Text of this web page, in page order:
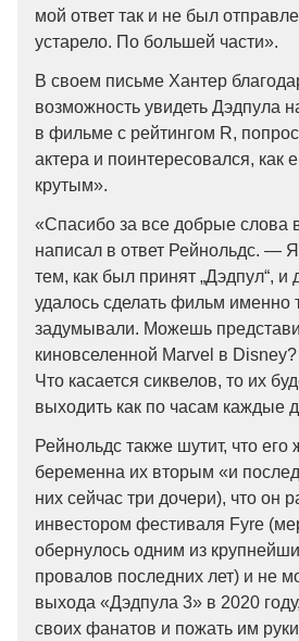
мой ответ так и не был
устарело. По большей части».
В своем письме Хантер
возможность увидеть Дэдпула
в фильме с рейтингом R,
актера и поинтересовался, как
крутым».
«Спасибо за все добрые слова
написал в ответ Рейнольдс. —
тем, как был принят „Дэдпул“, и
удалось сделать фильм именно
задумывали. Можешь
киновселенной Marvel в
Что касается сиквелов, то их
выходить как по часам каждые
Рейнольдс также шутит, что
беременна их вторым «и
них сейчас три дочери), что он
инвестором фестиваля Fyre
обернулось одним из
провалов последних лет) и не
выхода «Дэдпула 3» в 2020
своих фанатов и пожать им